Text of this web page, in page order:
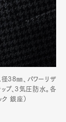
径38㎜、パワーリザ
プ、3気圧防水。各
銀座）